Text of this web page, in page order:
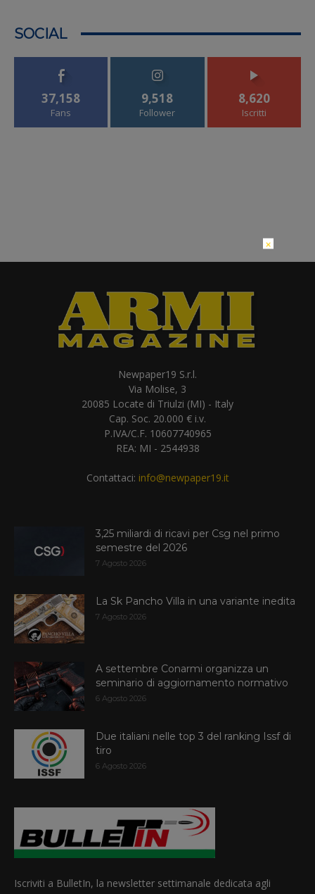
SOCIAL
37,158
Fans
9,518
Follower
8,620
Iscritti
Newpaper19 S.r.l.
Via Molise, 3
20085 Locate di Triulzi (MI) - Italy
Cap. Soc. 20.000 € i.v.
P.IVA/C.F. 10607740965
REA: MI - 2544938
Contattaci: info@newpaper19.it
3,25 miliardi di ricavi per Csg nel primo
semestre del 2026
7 Agosto 2026
La Sk Pancho Villa in una variante inedita
7 Agosto 2026
A settembre Conarmi organizza un
seminario di aggiornamento normativo
6 Agosto 2026
Due italiani nelle top 3 del ranking Issf di
tiro
6 Agosto 2026
Iscriviti a BulletIn, la newsletter settimanale dedicata agli
×